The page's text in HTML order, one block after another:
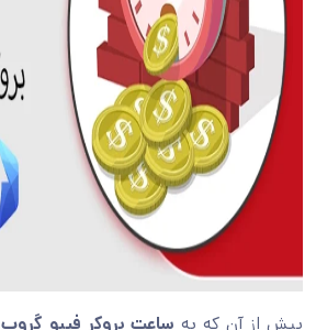
پیش از آن که به ساعت بروکر فیبو گروپ